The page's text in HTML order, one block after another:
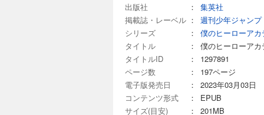
僕のヒーローア
653円 (税込)
【デジタル着色に
を後悔した。…自
ヒーローになる！
出版社
：
集英社
掲載誌・レーベル ：
週刊少年ジャンプ
シリーズ
：
僕のヒーローア
タイトル
：
僕のヒーローア
タイトルID
：
1297891
ページ数
：
197ページ
電子版発売日
：
2023年03月03日
コンテンツ形式
：
EPUB
サイズ(目安)
： 201MB